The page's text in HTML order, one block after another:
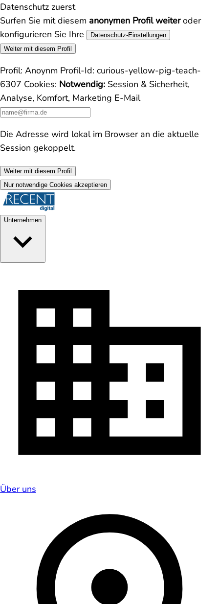
Datenschutz zuerst
Surfen Sie mit diesem anonymen Profil weiteroder
konfigurieren Sie Ihre
Datenschutz-Einstellungen
Weiter mit diesem Profil
Profil: Anoynm Profil-Id: curious-yellow-pig-teach-
6307 Cookies: Notwendig: Session & Sicherheit,
Analyse, Komfort, Marketing E-Mail
Die Adresse wird lokal im Browser an die aktuelle
Session gekoppelt.
Weiter mit diesem Profil
Nur notwendige Cookies akzeptieren
Unternehmen
Über uns